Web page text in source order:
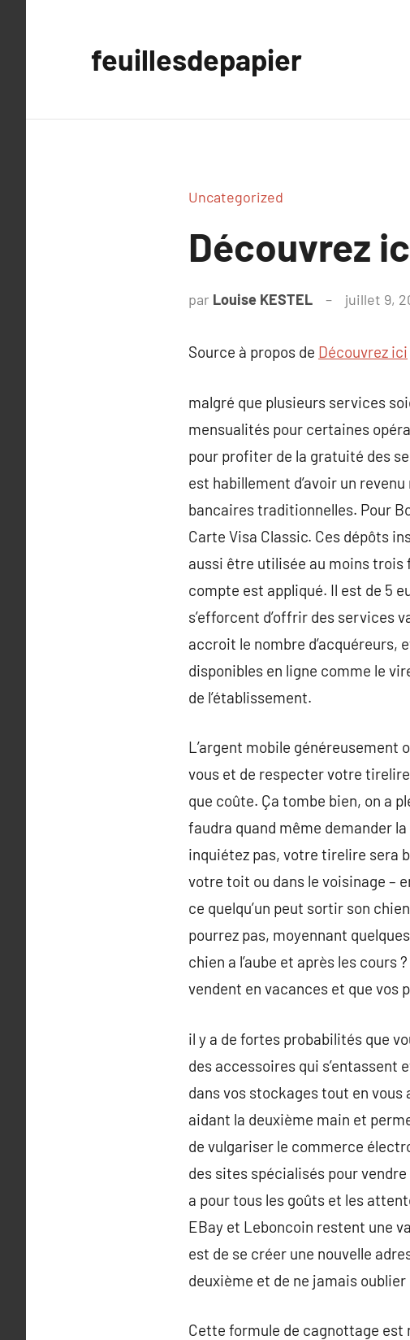
feuillesdepapier
Uncategorized
Découvrez
par Louise KESTEL juillet 9,
Source à propos de Découvrez ici
malgré que plusieurs services
mensualités pour certaines
pour profiter de la gratuité des
est habillement d’avoir un
bancaires traditionnelles. Pour
Carte Visa Classic. Ces dépôts
aussi être utilisée au moins trois
compte est appliqué. Il est de 5
s’efforcent d’offrir des services
accroit le nombre
disponibles en ligne comme le
de l’établissement.
L’argent mobile généreusement
vous et de respecter votre
que coûte. Ça tombe bien, on a
faudra quand même demander
inquiétez pas, votre tirelire sera
votre toit ou dans le voisinage –
ce quelqu’un peut sortir son
pourrez pas, moyennant
chien a l’aube et après les cours
vendent en vacances et que vos
il y a de fortes probabilités que
des accessoires qui s’entassent
dans vos stockages tout en vous
aidant la deuxième main et
de vulgariser le commerce
des sites spécialisés pour
a pour tous les goûts et les
EBay et Leboncoin restent une
est de se créer une nouvelle
deuxième et de ne jamais
Cette formule de cagnottage est